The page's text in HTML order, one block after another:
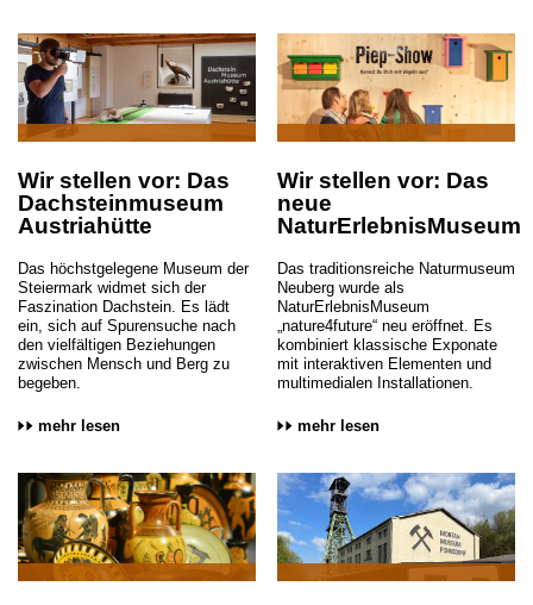
Wir stellen vor: Das
Dachsteinmuseum
Austriahütte
Das höchstgelegene Museum der
Steiermark widmet sich der
Faszination Dachstein. Es lädt
ein, sich auf Spurensuche nach
den vielfältigen Beziehungen
zwischen Mensch und Berg zu
begeben.
mehr lesen
Wir stellen vor: Das
neue
NaturErlebnisMuseum
Das traditionsreiche Naturmuseum
Neuberg wurde als
NaturErlebnisMuseum
„nature4future“ neu eröffnet. Es
kombiniert klassische Exponate
mit interaktiven Elementen und
multimedialen Installationen.
mehr lesen